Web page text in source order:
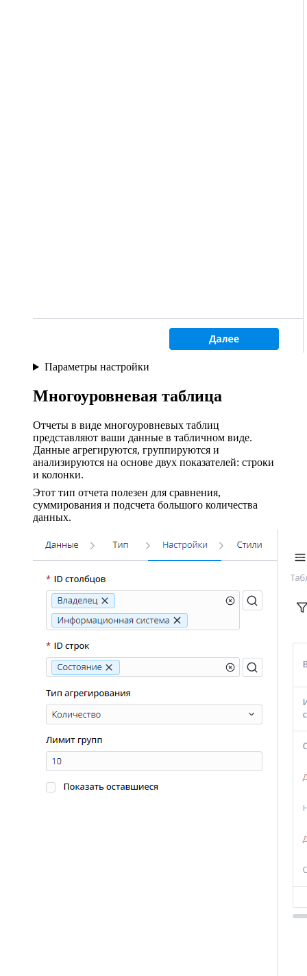
Параметры настройки
Многоуровневая таблица
Отчеты в виде многоуровневых таблиц
представляют ваши данные в табличном виде.
Данные агрегируются, группируются и
анализируются на основе двух показателей: строки
и колонки.
Этот тип отчета полезен для сравнения,
суммирования и подсчета большого количества
данных.